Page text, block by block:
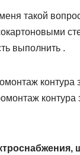
такой
выполнить .